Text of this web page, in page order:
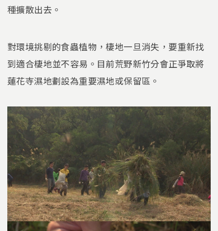
種擴散出去。
對環境挑剔的食蟲植物，棲地一旦消失，要重新找
到適合棲地並不容易。目前荒野新竹分會正爭取將
蓮花寺濕地劃設為重要濕地或保留區。